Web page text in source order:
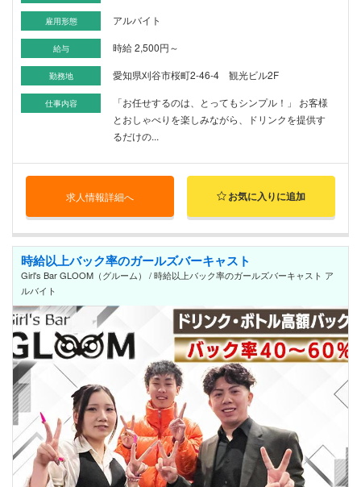
雇用形態 アルバイト
給与 時給 2,500円～
勤務地 愛知県刈谷市桜町2-46-4 観光ビル2F
仕事内容
「お任せするのは、とってもシンプル！」 お客様
とおしゃべりを楽しみながら、ドリンクを提供す
るだけの...
求人情報詳細へ お気に入りに追加
時給以上バック率のガールズバーキャスト
Girl's Bar GLOOM（グルーム） / 時給以上バック率のガールズバーキャスト ア
ルバイト